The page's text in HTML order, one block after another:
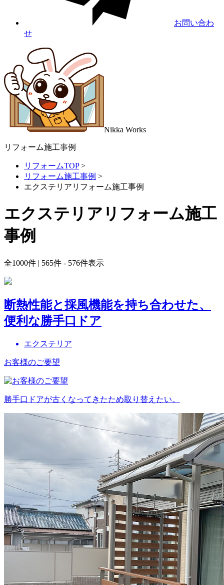
お問い合わ
せ
Nikka Works
リフォーム施工事例
リフォームTOP>
リフォーム施工事例 >
エクステリアリフォーム施工事例
エクステリアリフォーム施工
事例
全1000件 | 565件 - 576件表示
断熱性能と採風機能を持ち合わせた、
便利な勝手口ドア
エクステリア
お客様のご要望
勝手口ドアが古くなってきたため取り替えたい。